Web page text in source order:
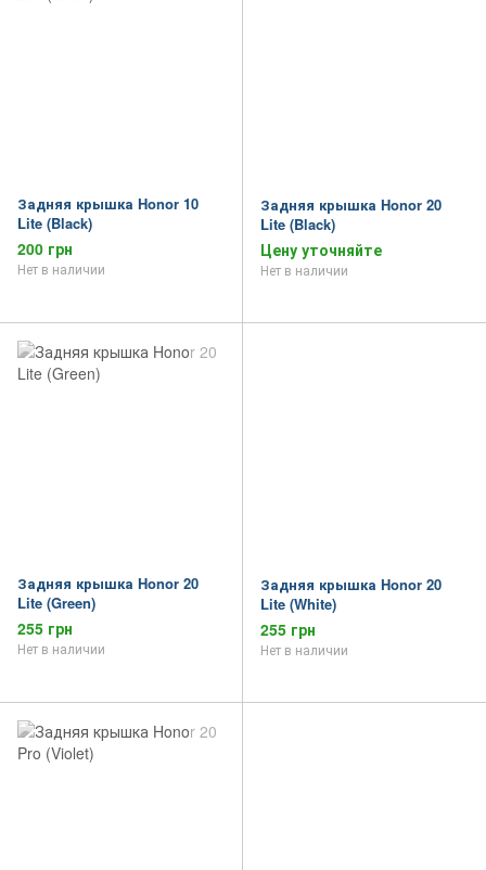
Задняя крышка Honor 10
Lite (Black)
200 грн
Нет в наличии
Задняя крышка Honor 20
Lite (Black)
Цену уточняйте
Нет в наличии
Задняя крышка Honor 20
Lite (Green)
255 грн
Нет в наличии
Задняя крышка Honor 20
Lite (White)
255 грн
Нет в наличии